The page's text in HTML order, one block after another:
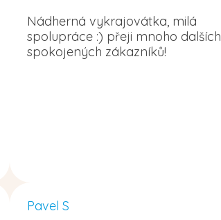
Nádherná vykrajovátka, milá
spolupráce :) přeji mnoho dalších
spokojených zákazníků!
Pavel S